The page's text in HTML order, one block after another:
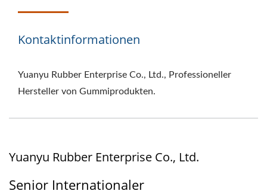
Kontaktinformationen
Yuanyu Rubber Enterprise Co., Ltd., Professioneller
Hersteller von Gummiprodukten.
Yuanyu Rubber Enterprise Co., Ltd.
Senior Internationaler